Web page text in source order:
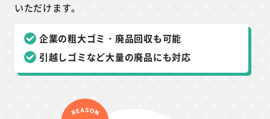
いただけます。
企業の粗大ゴミ・廃品回収も可能
引越しゴミなど大量の廃品にも対応